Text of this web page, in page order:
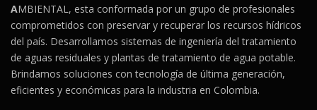
AMBIENTAL, esta conformada por un grupo de profesionales
comprometidos con preservar y recuperar los recursos hídricos
del país. Desarrollamos sistemas de ingeniería del tratamiento
de aguas residuales y plantas de tratamiento de agua potable.
Brindamos soluciones con tecnología de última generación,
eficientes y económicas para la industria en Colombia.